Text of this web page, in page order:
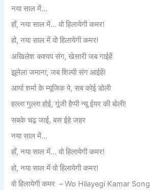
नया साल में…
हाँ, नया साल में… वो हिलायेगी कमर!
हो, नया साल में वो हिलायेगी कमर!
अखिलेश कश्यप संग, खेसारी जब गाईहें
झूमेला जमाना, जब शिल्पी संग आईहें!
आर्या शर्मा के म्यूजिक पे, सब कोई डोली
हल्ला गुल्ला होई, गूंजी हैप्पी न्यू ईयर की बोली!
सबके चढ़ जाई, बस ईहे जहर
नया साल में…
हाँ, नया साल में… वो हिलायेगी कमर!
हो, नया साल में वो हिलायेगी कमर!
वो हिलायेगी कमर – Wo Hilayegi Kamar Song